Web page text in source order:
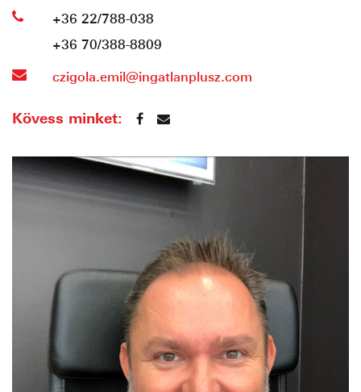
+36 22/788-038
+36 70/388-8809
czigola.emil@ingatlanplusz.com
Kövess minket: